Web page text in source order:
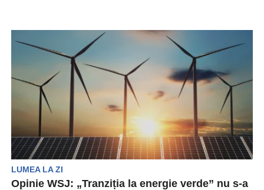
LUMEA LA ZI
Opinie WSJ: „Tranziția la energie verde” nu s-a